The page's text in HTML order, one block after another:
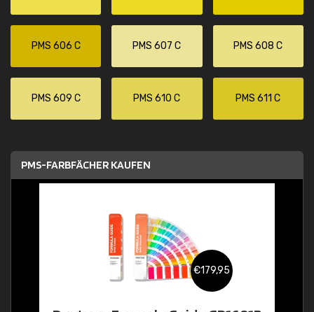
PMS 606 C PMS 607 C PMS 608 C
PMS 609 C PMS 610 C PMS 611 C
PMS-FARBFÄCHER KAUFEN
€179,95